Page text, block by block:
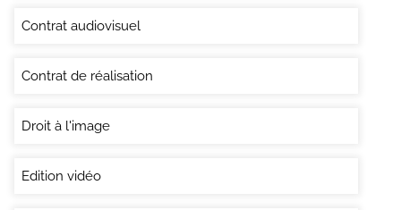
Contrat audiovisuel
Contrat de réalisation
Droit à l'image
Edition vidéo